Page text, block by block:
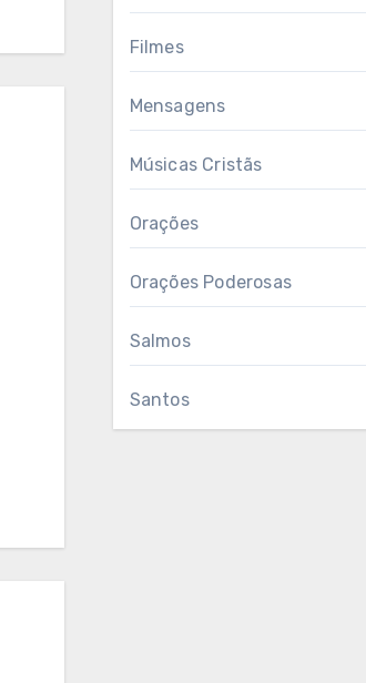
Filmes
Mensagens
Músicas Cristãs
Orações
Orações Poderosas
Salmos
Santos